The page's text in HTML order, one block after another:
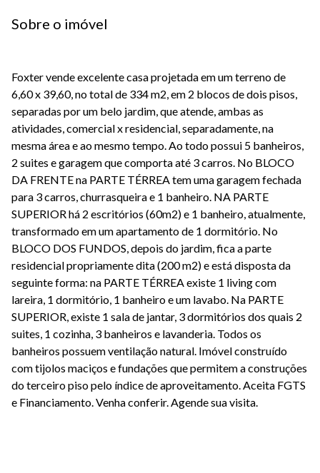
Sobre o imóvel
Foxter vende excelente casa projetada em um terreno de
6,60 x 39,60, no total de 334 m2, em 2 blocos de dois pisos,
separadas por um belo jardim, que atende, ambas as
atividades, comercial x residencial, separadamente, na
mesma área e ao mesmo tempo. Ao todo possui 5 banheiros,
2 suites e garagem que comporta até 3 carros. No BLOCO
DA FRENTE na PARTE TÉRREA tem uma garagem fechada
para 3 carros, churrasqueira e 1 banheiro. NA PARTE
SUPERIOR há 2 escritórios (60m2) e 1 banheiro, atualmente,
transformado em um apartamento de 1 dormitório. No
BLOCO DOS FUNDOS, depois do jardim, fica a parte
residencial propriamente dita (200 m2) e está disposta da
seguinte forma: na PARTE TÉRREA existe 1 living com
lareira, 1 dormitório, 1 banheiro e um lavabo. Na PARTE
SUPERIOR, existe 1 sala de jantar, 3 dormitórios dos quais 2
suites, 1 cozinha, 3 banheiros e lavanderia. Todos os
banheiros possuem ventilação natural. Imóvel construído
com tijolos maciços e fundações que permitem a construções
do terceiro piso pelo índice de aproveitamento. Aceita FGTS
e Financiamento. Venha conferir. Agende sua visita.